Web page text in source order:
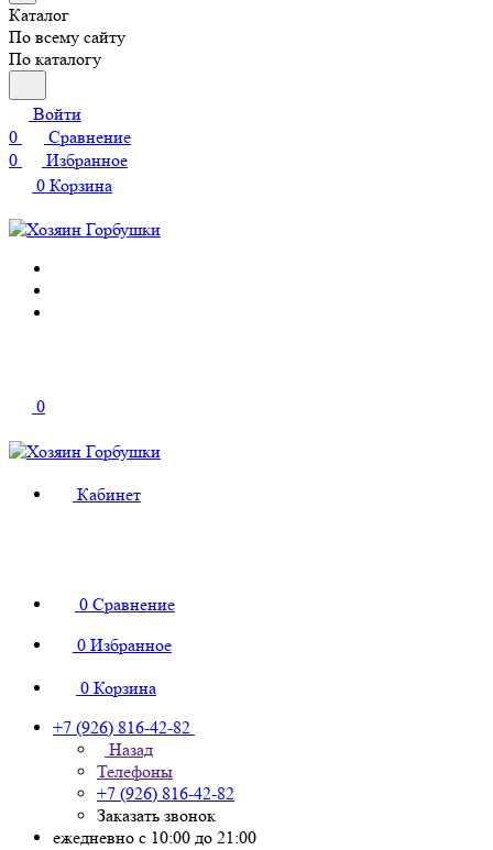
Каталог
По всему сайту
По каталогу
Войти
0
Сравнение
0
Избранное
0 Корзина
0
Кабинет
0 Сравнение
0 Избранное
0 Корзина
+7 (926) 816-42-82
Назад
Телефоны
+7 (926) 816-42-82
Заказать звонок
ежедневно с 10:00 до 21:00